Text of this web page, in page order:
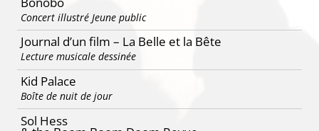
Concert illustré Jeune public
Journal d’un film – La Belle et la Bête
Lecture musicale dessinée
Kid Palace
Boîte de nuit de jour
Sol Hess